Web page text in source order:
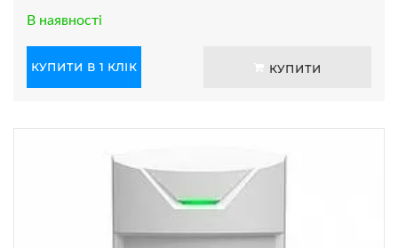
В наявності
КУПИТИ В 1 КЛІК КУПИТИ